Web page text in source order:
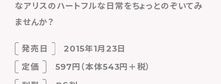
なアリスのハートフルな日常をちょっとのぞいてみ
ませんか？
発売日
2015年1月23日
定価
597円（本体543円＋税）